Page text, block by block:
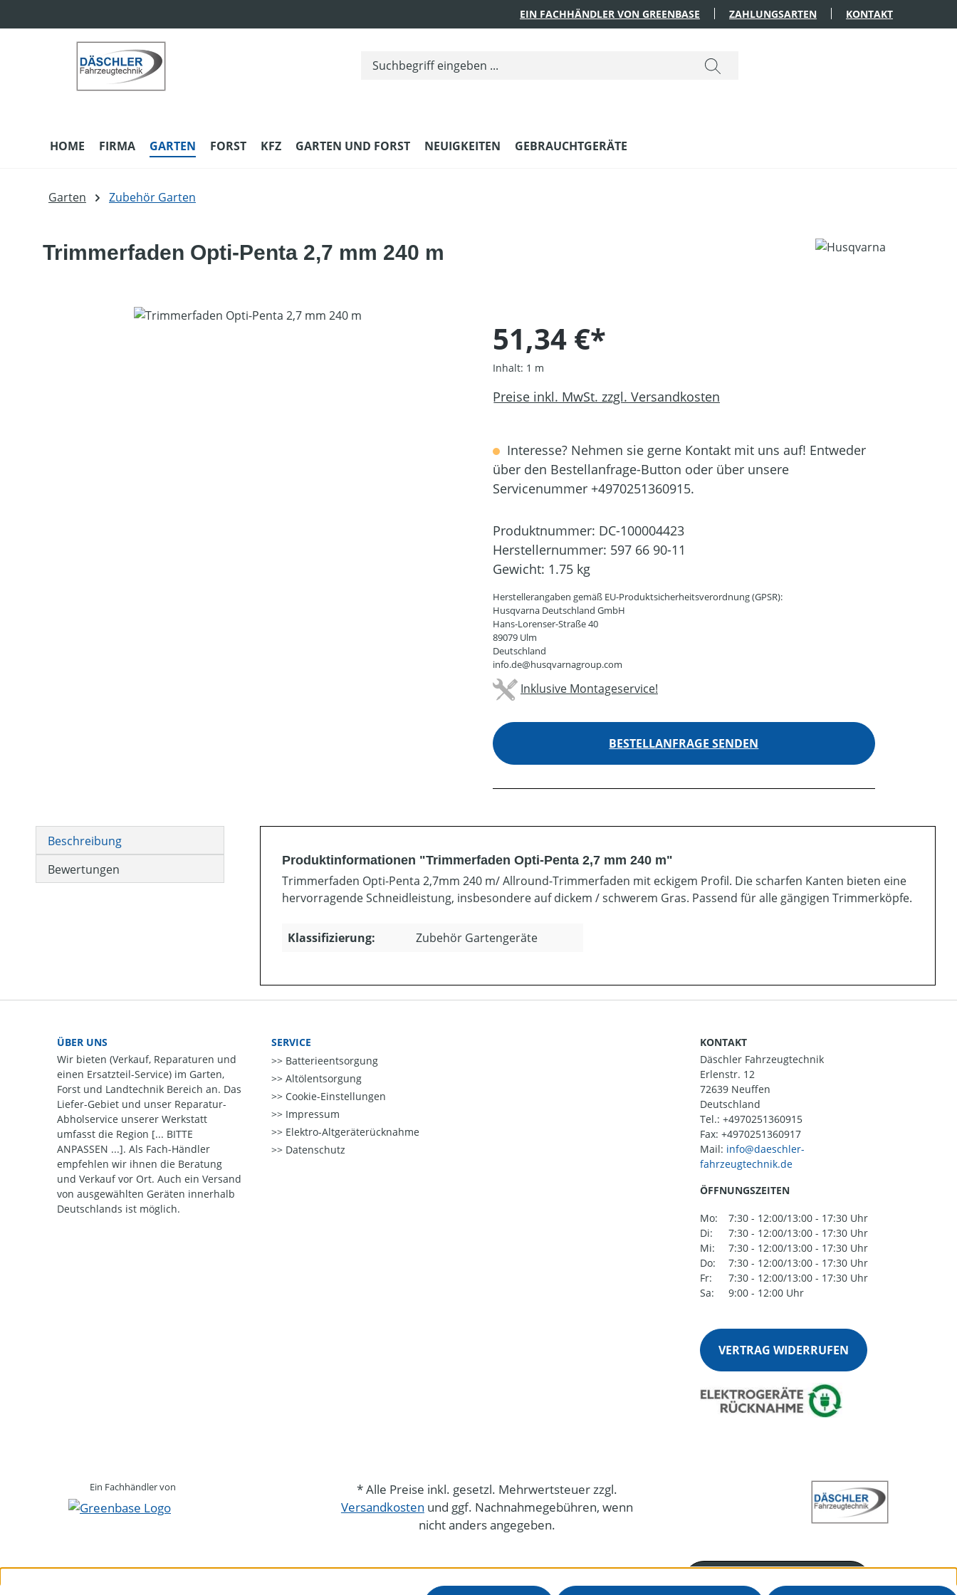
EIN FACHHÄNDLER VON GREENBASE ZAHLUNGSARTEN KONTAKT
HOME FIRMA GARTEN FORST KFZ GARTEN UND FORST NEUIGKEITEN GEBRAUCHTGERÄTE
Garten Zubehör Garten
Trimmerfaden Opti-Penta 2,7 mm 240 m
Bildergalerie überspringen
51,34 €*
Inhalt: 1 m
Preise inkl. MwSt. zzgl. Versandkosten
Interesse? Nehmen sie gerne Kontakt mit uns auf! Entweder
über den Bestellanfrage-Button oder über unsere
Servicenummer +4970251360915.
Produktnummer: DC-100004423
Herstellernummer: 597 66 90-11
Gewicht: 1.75 kg
Herstellerangaben gemäß EU-Produktsicherheitsverordnung (GPSR):
Husqvarna Deutschland GmbH
Hans-Lorenser-Straße 40
89079 Ulm
Deutschland
info.de@husqvarnagroup.com
Inklusive Montageservice!
BESTELLANFRAGE SENDEN
Beschreibung
Bewertungen
Produktinformationen "Trimmerfaden Opti-Penta 2,7 mm 240 m"
Trimmerfaden Opti-Penta 2,7mm 240 m/ Allround-Trimmerfaden mit eckigem Profil. Die scharfen Kanten bieten eine
hervorragende Schneidleistung, insbesondere auf dickem / schwerem Gras. Passend für alle gängigen Trimmerköpfe.
Klassifizierung: Zubehör Gartengeräte
ÜBER UNS
Wir bieten (Verkauf, Reparaturen und
einen Ersatzteil-Service) im Garten,
Forst und Landtechnik Bereich an. Das
Liefer-Gebiet und unser Reparatur-
Abholservice unserer Werkstatt
umfasst die Region [... BITTE
ANPASSEN ...]. Als Fach-Händler
empfehlen wir ihnen die Beratung
und Verkauf vor Ort. Auch ein Versand
von ausgewählten Geräten innerhalb
Deutschlands ist möglich.
SERVICE
Batterieentsorgung
Altölentsorgung
Cookie-Einstellungen
Impressum
Elektro-Altgeräterücknahme
Datenschutz
KONTAKT
Däschler Fahrzeugtechnik
Erlenstr. 12
72639 Neuffen
Deutschland
Tel.: +4970251360915
Fax: +4970251360917
Mail:
ÖFFNUNGSZEITEN
Mo:
7:30 - 12:00/13:00 - 17:30 Uhr
Di:
7:30 - 12:00/13:00 - 17:30 Uhr
Mi:
7:30 - 12:00/13:00 - 17:30 Uhr
Do:
7:30 - 12:00/13:00 - 17:30 Uhr
Fr:
7:30 - 12:00/13:00 - 17:30 Uhr
Sa:
9:00 - 12:00 Uhr
VERTRAG WIDERRUFEN
Ein Fachhändler von
* Alle Preise inkl. gesetzl. Mehrwertsteuer zzgl.
Versandkosten und ggf. Nachnahmegebühren, wenn
nicht anders angegeben.